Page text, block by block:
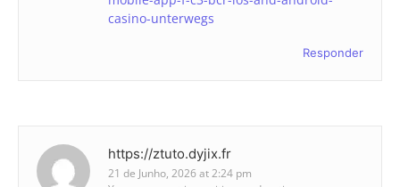
casino-unterwegs
Responder
https://ztuto.dyjix.fr
21 de Junho, 2026 at 2:24 pm